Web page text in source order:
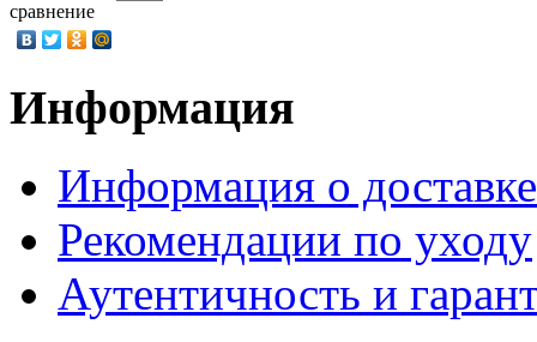
сравнение
Информация
Информация о доставке
Рекомендации по уходу
Аутентичность и